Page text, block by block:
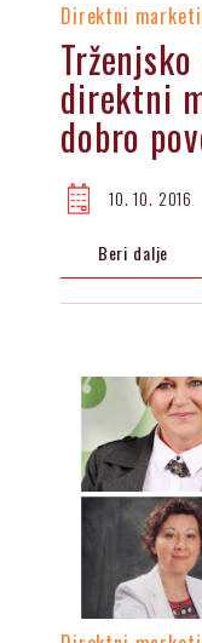
Direktni
direktni
dobro
10. 10. 2016
Beri dalje